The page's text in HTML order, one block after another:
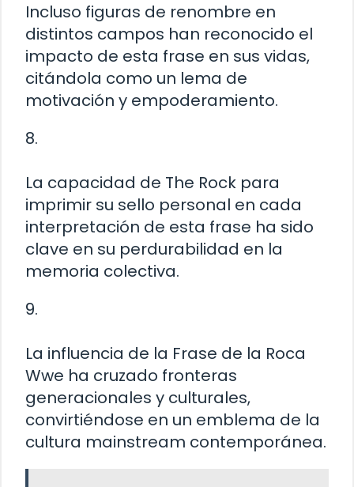
Incluso figuras de renombre en
distintos campos han reconocido el
impacto de esta frase en sus vidas,
citándola como un lema de
motivación y empoderamiento.
8.
La capacidad de The Rock para
imprimir su sello personal en cada
interpretación de esta frase ha sido
clave en su perdurabilidad en la
memoria colectiva.
9.
La influencia de la Frase de la Roca
Wwe ha cruzado fronteras
generacionales y culturales,
convirtiéndose en un emblema de la
cultura mainstream contemporánea.